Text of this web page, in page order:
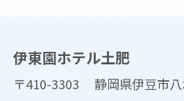
伊東園ホテル土肥
〒410-3303 静岡県伊豆市八